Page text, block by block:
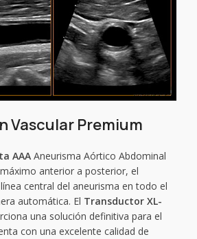
Vascular Premium
AAA Aneurisma Aórtico Abdominal
anterior a posterior, el
central del aneurisma en todo el
automática. El Transductor XL-
una solución definitiva para el
con una excelente calidad de